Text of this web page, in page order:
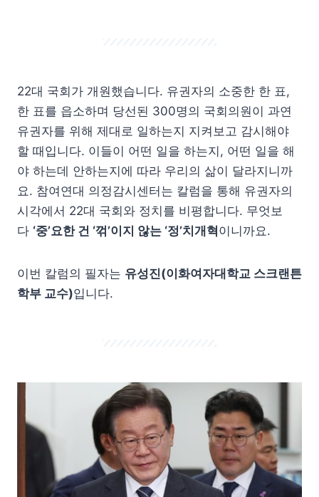
22대 국회가 개원했습니다. 유권자의 소중한 한 표,
한 표를 읍소하며 당선된 300명의 국회의원이 과연
유권자를 위해 제대로 일하는지 지켜보고 감시해야
할 때입니다. 이들이 어떤 일을 하는지, 어떤 일을 해
야 하는데 안하는지에 따라 우리의 삶이 달라지니까
요. 참여연대 의정감시센터는 칼럼을 통해 유권자의
시각에서 22대 국회와 정치를 비평합니다. 무엇보
다 ‘중’요한 건 ‘꺾’이지 않는 ‘정’치개혁 이니까요.
이번 칼럼의 필자는 유성진(이화여자대학교 스크랜튼
학부 교수)입니다.